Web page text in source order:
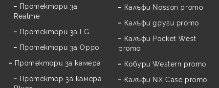
Протектори за
Realme
Протектори за LG
Протектори за Oppo
Протектори за камера
Протектор за камера
Калъфи Nosson promo
Калъфи други promo
Калъфи Pocket West
promo
Кобури Western promo
Калъфи NX Case promo